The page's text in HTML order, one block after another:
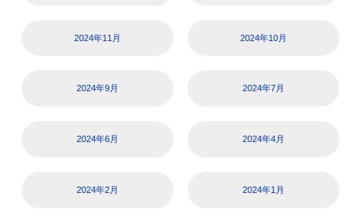
2024年11月 2024年10月
2024年9月 2024年7月
2024年6月 2024年4月
2024年2月 2024年1月